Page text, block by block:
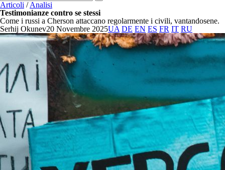
Articoli /Analisi
Testimonianze contro se stessi
Come i russi a Cherson attaccano regolarmente i civili, vantandosene.
Serhij Okunev20 Novembre 2025UA DE EN ES FR IT RU